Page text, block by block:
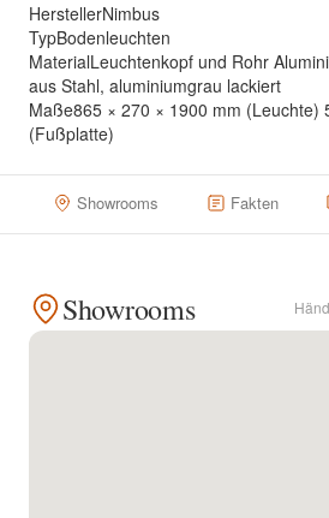
Objekte
Für Händler
HerstellerNimbus
TypBodenleuchten
MaterialLeuchtenkopf und Rohr
aus Stahl, aluminiumgrau lackiert
Maße865 × 270 × 1900 mm (Leuchte)
(Fußplatte)
Showrooms Fakten
Showrooms